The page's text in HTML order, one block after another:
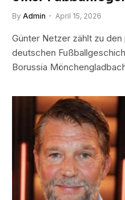
By Admin April 15, 2026
Günter Netzer zählt zu
deutschen
Borussia